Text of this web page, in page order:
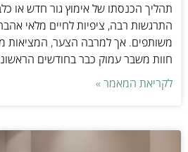
תהליך הכנסתו של אימוץ גור חדש או
התרגשות רבה, ציפיות לחיים מלאי
משותפים. אך למרבה הצער, המציאות
חוות משבר עמוק כבר בחודשים
לקריאת המאמר »